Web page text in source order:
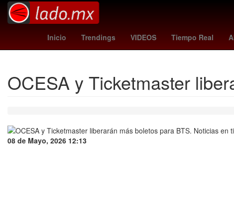
Inicio Trendings VIDEOS Tiempo Real
Sydney Sweeney Lenia Batres
OCESA y Ticketmaster
08 de Mayo, 2026 12:13